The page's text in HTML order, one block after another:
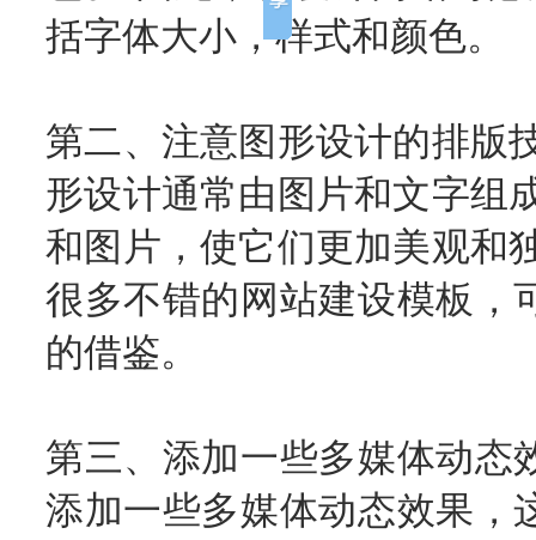
括字体大小，样式和颜色。
第二、注意图形设计的排版
形设计通常由图片和文字组
和图片，使它们更加美观和
很多不错的网站建设模板，
的借鉴。
第三、添加一些多媒体动态
添加一些多媒体动态效果，